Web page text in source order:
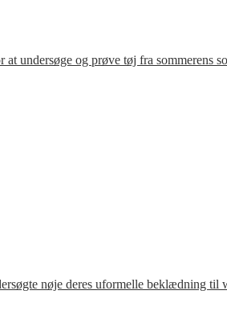
undersøge og prøve tøj fra sommerens
nøje deres uformelle beklædning til